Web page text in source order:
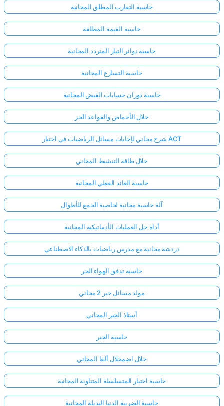
حاسبة التقارب المطلق المجانية
حاسبة القيمة المطلقة
حاسبة دوائر التيار المتردد المجانية
حاسبة التسارع المجانية
حاسبة دوران حسابات القبض المجانية
حلال الأحماض والقواعد الحر
شرح مجاني لإجابات مسائل الرياضيات في اختبار ACT
حلال طاقة التنشيط المجاني
حاسبة العائد الفعلي المجانية
آلة حاسبة مجانية لخاصية الجمع للأطوال
أداة حل العمليات الأديباتيكية المجانية
دردشة مجانية مع مدرس رياضيات بالذكاء الاصطناعي
حاسبة تدفق الهواء الحر
مولد مسائل جبر 2 مجاني
أستاذ الجبر المجاني
حاسبة الجبر
حلال اضمحلال ألفا المجاني
حاسبة اختبار المتسلسلة المتناوبة المجانية
حاسبة الضريبة الدنيا البديلة المجانية